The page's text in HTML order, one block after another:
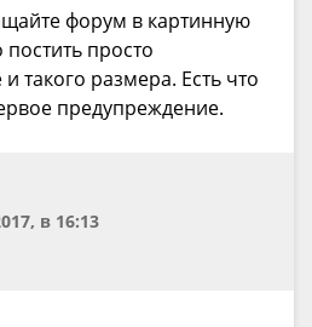
форум в картинную
просто
такого размера. Есть что
предупреждение.
в 16:13